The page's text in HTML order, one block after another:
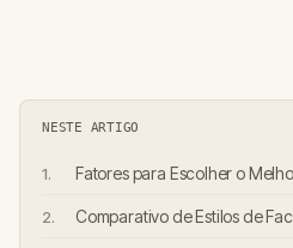
NESTE ARTIGO
Fatores para Escolher o
Comparativo de Estilos de